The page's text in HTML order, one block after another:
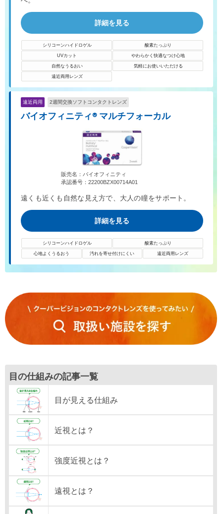
詳細を見る
シリコーンハイドロゲル 酸素たっぷり
UVカット やわらかく快適なつけ心地
自然なうるおい 気軽にお使いいただける
遠近両用レンズ
遠近両用 2週間交換ソフトコンタクトレンズ
バイオフィニティ® マルチフォーカル
販売名：バイオフィニティ
承認番号：22200BZX00714A01
遠くも近くも自然な見え方で、大人の瞳をサポート。
詳細を見る
シリコーンハイドロゲル 酸素たっぷり
心地よくうるおう 汚れを寄せ付けにくい 遠近両用レンズ
目の仕組みの記事一覧
目が見える仕組み
近視とは？
強度近視とは？
遠視とは？